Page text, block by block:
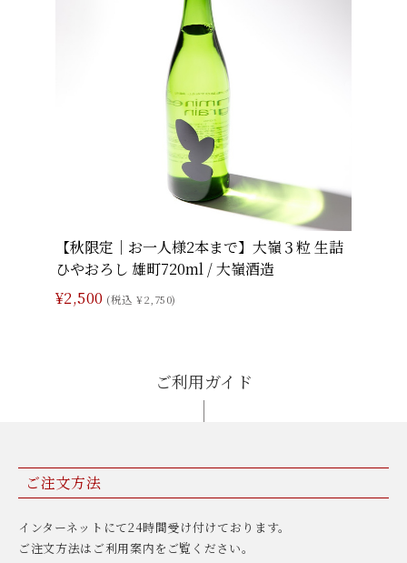
【秋限定｜お一人様2本まで】大嶺３粒 生詰
ひやおろし 雄町720ml / 大嶺酒造
¥2,500 (税込 ¥2,750)
ご利用ガイド
ご注文方法
インターネットにて24時間受け付けております。
ご注文方法はご利用案内をご覧ください。